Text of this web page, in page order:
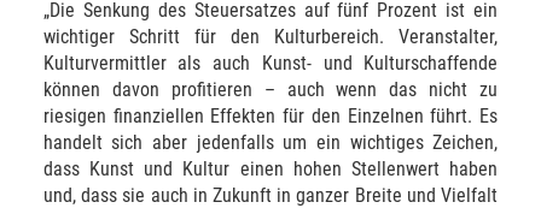
„Die Senkung des Steuersatzes auf fünf Prozent ist ein
wichtiger Schritt für den Kulturbereich. Veranstalter,
Kulturvermittler als auch Kunst- und Kulturschaffende
können davon profitieren – auch wenn das nicht zu
riesigen finanziellen Effekten für den Einzelnen führt. Es
handelt sich aber jedenfalls um ein wichtiges Zeichen,
dass Kunst und Kultur einen hohen Stellenwert haben
und, dass sie auch in Zukunft in ganzer Breite und Vielfalt